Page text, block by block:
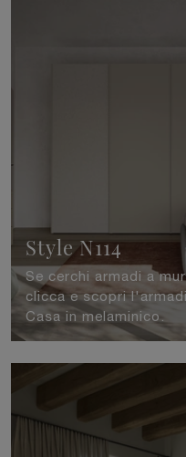
Style N114
Se cerchi armadi a
clicca e scopri
Casa in melaminico.